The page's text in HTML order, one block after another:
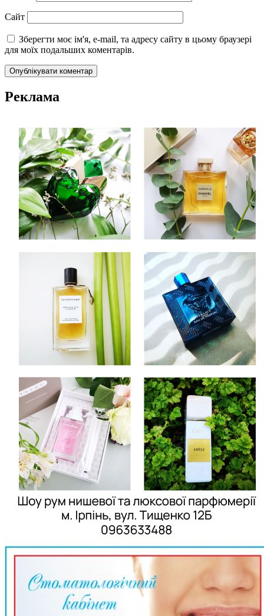
Сайт
Зберегти моє ім'я, e-mail, та адресу сайту в цьому браузері
для моїх подальших коментарів.
Реклама